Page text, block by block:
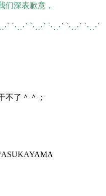
们深表歉意，
⋱⋰ ⋱⋰ ⋱⋰ ⋱⋰ ⋱⋰
不了＾＾；